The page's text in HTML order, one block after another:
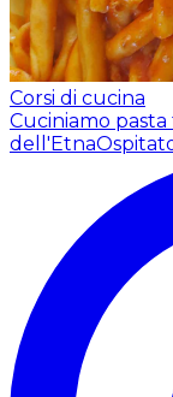
Corsi di cucina
Cuciniamo pasta
dell'Etna